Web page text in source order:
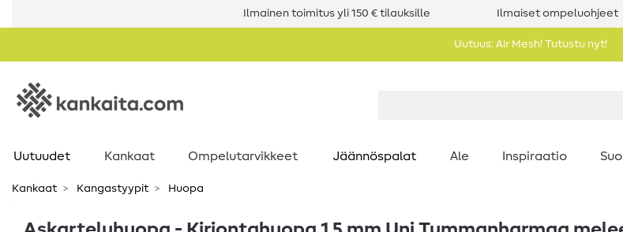
Ilmainen toimitus yli 150 € tilauksille Ilmaiset ompeluohjeet
Uutuus: Air Mesh! Tutustu nyt!
Uutuudet Kankaat Ompelutarvikkeet Jäännöspalat Ale Inspiraatio
Kankaat Kangastyypit Huopa